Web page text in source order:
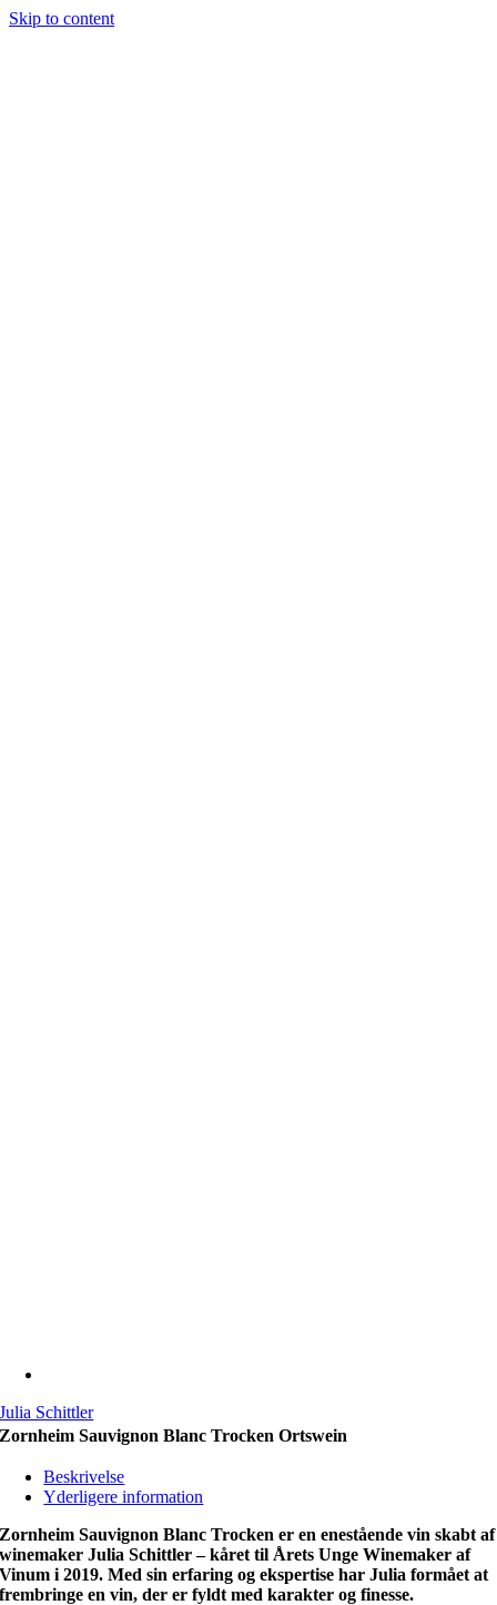
Skip to content
Julia Schittler
Zornheim Sauvignon Blanc Trocken Ortswein
Beskrivelse
Yderligere information
Zornheim Sauvignon Blanc Trocken er en enestående vin skabt af
winemaker Julia Schittler – kåret til Årets Unge Winemaker af
Vinum i 2019. Med sin erfaring og ekspertise har Julia formået at
frembringe en vin, der er fyldt med karakter og finesse.